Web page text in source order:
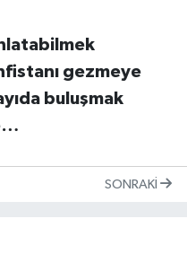
gezmeye
buluşmak
SONRAKI